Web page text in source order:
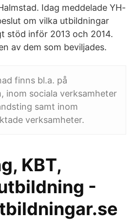
Idag meddelade YH-
om vilka utbildningar
stöd inför 2013 och 2014.
av dem som beviljades.
finns bl.a. på
inom sociala verksamheter
samt inom
verksamheter.
KBT,
-